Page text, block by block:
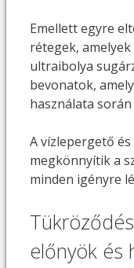
Emellett egyre
rétegek,
ultraibolya
bevonatok,
használata
A vízlepergető
megkönnyítik a
minden igényre
előnyök és